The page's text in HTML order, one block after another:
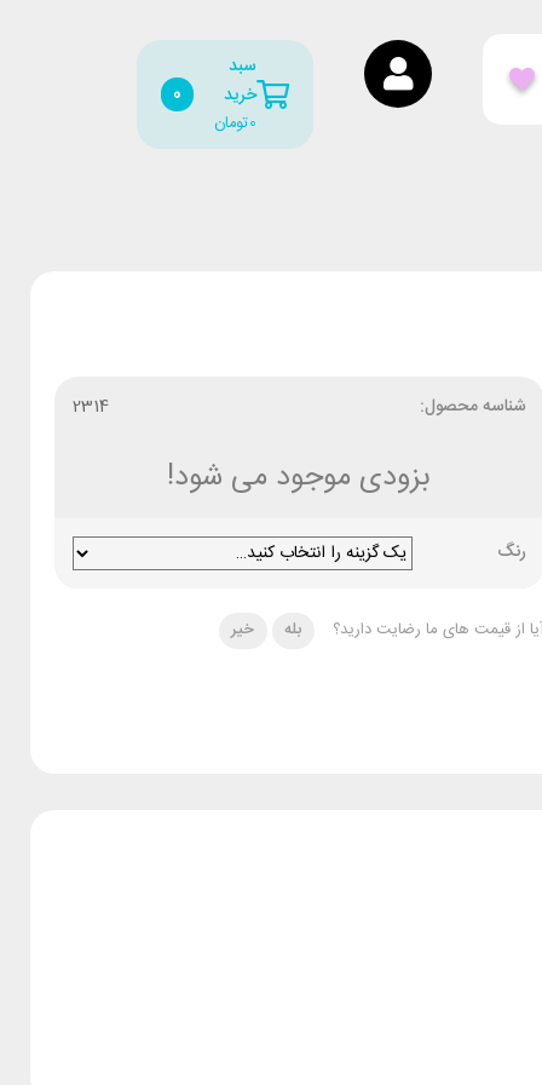
سبد
خرید
تومان0
0
شناسه محصول: 2314
بزودی موجود می شود!
رنگ
از قیمت های ما رضایت دارید؟ بله خیر